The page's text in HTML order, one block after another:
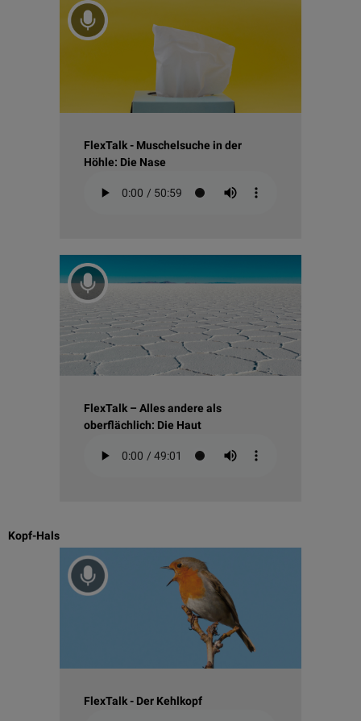
FlexTalk - Muschelsuche in der
Höhle: Die Nase
FlexTalk – Alles andere als
oberflächlich: Die Haut
Kopf-Hals
FlexTalk - Der Kehlkopf